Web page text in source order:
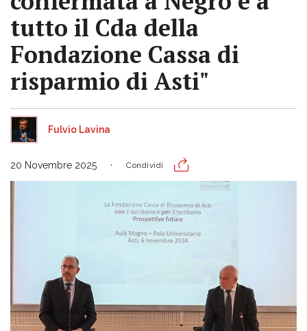
tutto il Cda della
Fondazione Cassa di
risparmio di Asti"
Fulvio Lavina
20 Novembre 2025 Condividi